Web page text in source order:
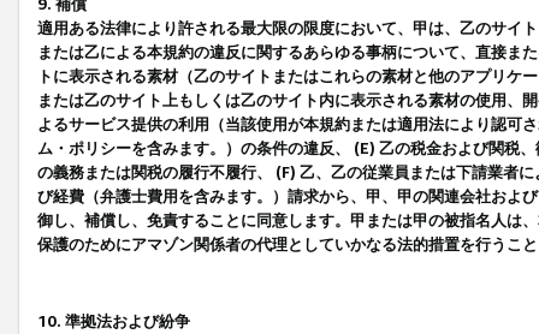
9. 補償
適用ある法律により許される最大限の限度において、甲は、乙のサイ
または乙による本規約の違反に関するあらゆる事柄について、直接ま
トに表示される素材（乙のサイトまたはこれらの素材と他のアプリ
または乙のサイト上もしくは乙のサイト内に表示される素材の使用、
よるサービス提供の利用（当該使用が本規約または適用法により認可
ム・ポリシーを含みます。）の条件の違反、 (E) 乙の税金および関税
の義務または関税の履行不履行、 (F) 乙、乙の従業員または下請業者
び経費（弁護士費用を含みます。）請求から、甲、甲の関連会社およ
御し、補償し、免責することに同意します。甲または甲の被指名人は
保護のためにアマゾン関係者の代理としていかなる法的措置を行うこ
10. 準拠法および紛争